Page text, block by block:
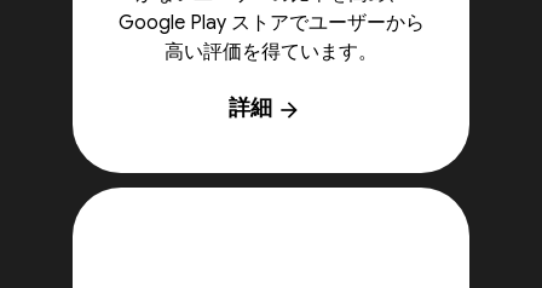
Google Play ストアでユーザーから
高い評価を得ています。
詳細 arrow_forward